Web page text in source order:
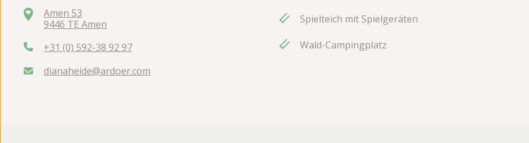
Amen 53
9446 TE Amen
+31 (0) 592-38 92 97
dianaheide@ardoer.com
Spielteich mit Spielgeräten
Wald-Campingplatz